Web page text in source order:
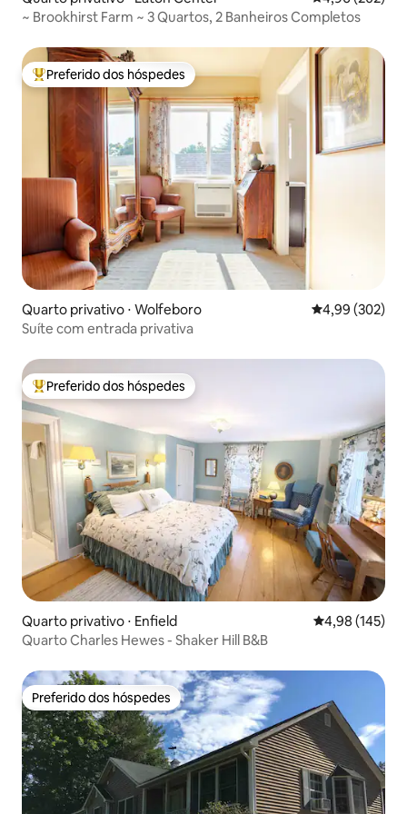
~ Brookhirst Farm ~ 3 Quartos, 2 Banheiros Completos
Entre os melhores preferidos dos hóspedes
Preferido dos hóspedes
Quarto privativo ⋅ Wolfeboro 4,99 de uma
4,99 (302)
Suíte com entrada privativa
Entre os melhores preferidos dos hóspedes
Preferido dos hóspedes
Quarto privativo ⋅ Enfield 4,98 de uma
4,98 (145)
Quarto Charles Hewes - Shaker Hill B&B
Preferido dos hóspedes
Preferido dos hóspedes